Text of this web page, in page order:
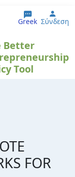
Greek User
Σύνδεση
Better
Tool
FOR